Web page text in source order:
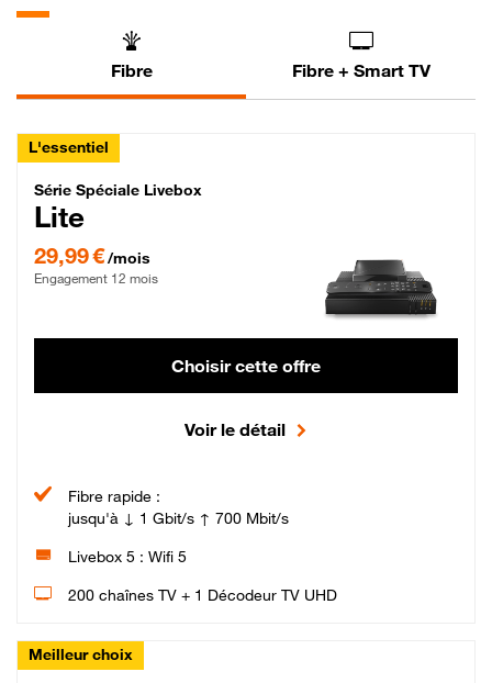
Fibre Fibre + Smart TV
L'essentiel
Série Spéciale Livebox Lite Fibre
Série Spéciale Livebox
Lite
29,99 €/mois
Engagement 12 mois
Choisir cette offre
Voir le détail
Fibre rapide :
jusqu'à ↓ 1 Gbit/s ↑ 700 Mbit/s
Livebox 5 : Wifi 5
200 chaînes TV + 1 Décodeur TV UHD
Meilleur choix